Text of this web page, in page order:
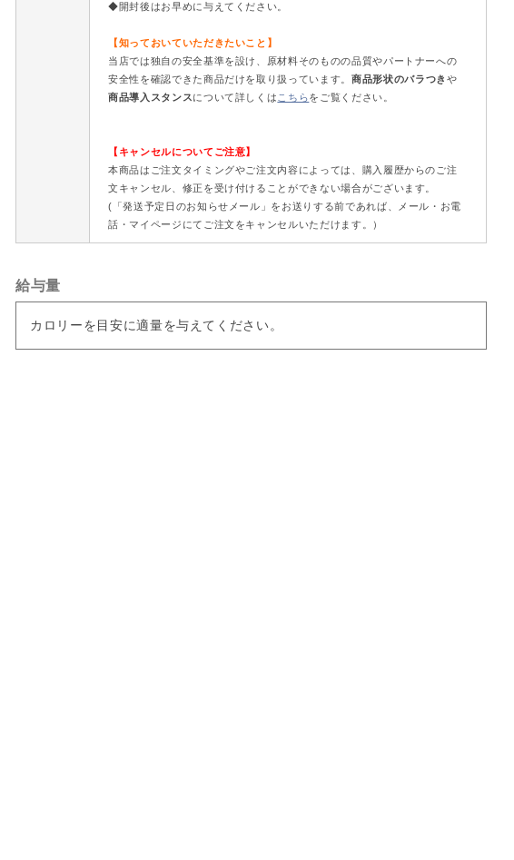
◆開封後はお早めに与えてください。
【知っておいていただきたいこと】
当店では独自の安全基準を設け、原材料そのものの品質やパートナーへの
安全性を確認できた商品だけを取り扱っています。 商品形状のバラつき や
商品導入スタンスについて詳しくは こちらをご覧ください。
【キャンセルについてご注意】
本商品はご注文タイミングやご注文内容によっては、購入履歴からのご注
文キャンセル、修正を受け付けることができない場合がございます。
(「発送予定日のお知らせメール」をお送りする前であれば、メール・お電
話・マイページにてご注文をキャンセルいただけます。）
給与量
カロリーを目安に適量を与えてください。